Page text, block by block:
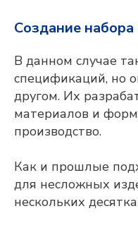
Создание
В данном случае
спецификаций, но
другом. Их
материалов и
производство.
Как и прошлые
для несложных
нескольких